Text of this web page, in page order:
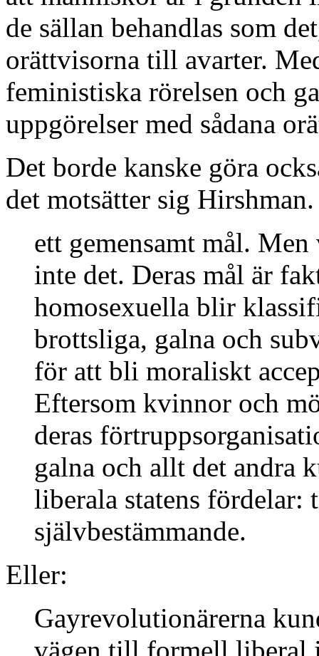
de sällan behandlas som
orättvisorna till avarter.
feministiska rörelsen och
uppgörelser med sådana
Det borde kanske göra
det motsätter sig
ett gemensamt mål.
inte det. Deras mål är
homosexuella blir
brottsliga, galna och
för att bli moraliskt
Eftersom kvinnor och
deras
galna och allt det andra
liberala statens
självbestämmande.
Eller:
Gayrevolutionärerna
vägen till formell liberal